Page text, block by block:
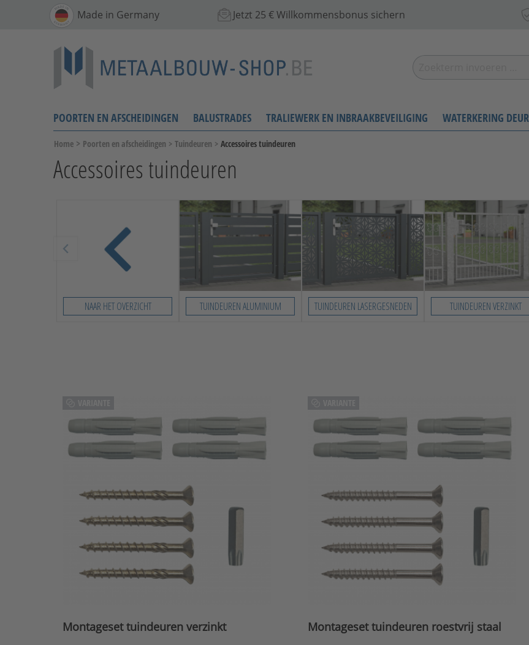
Made in Germany Jetzt 25 € Willkommensbonus sichern
POORTEN EN AFSCHEIDINGEN BALUSTRADES TRALIEWERK EN INBRAAKBEVEILIGING WATERKERING DEUR
Home > Poorten en afscheidingen > Tuindeuren > Accessoires tuindeuren
Accessoires tuindeuren
NAAR HET OVERZICHT TUINDEUREN ALUMINIUM TUINDEUREN LASERGESNEDEN TUINDEUREN VERZINKT
Montageset tuindeuren verzinkt Montageset tuindeuren roestvrij staal